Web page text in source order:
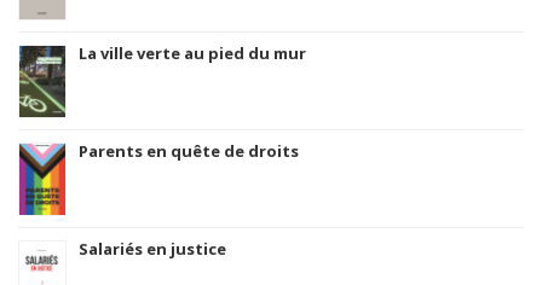
La ville verte au pied du mur
Parents en quête de droits
Salariés en justice